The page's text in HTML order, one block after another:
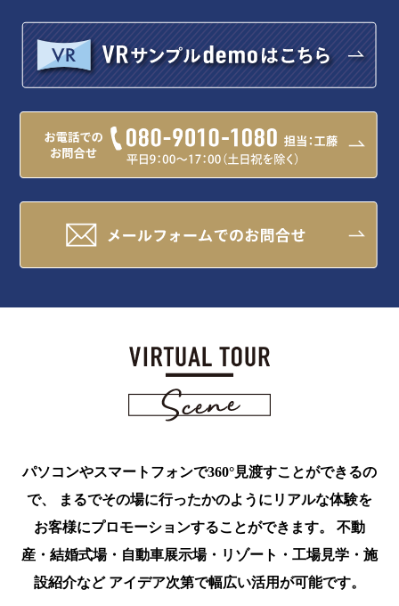
パソコンやスマートフォンで360°見渡すことができるの
で、
まるでその場に行ったかのようにリアルな体験を
お客様にプロモーションすることができます。
不動
産・結婚式場・自動車展示場・リゾート・工場見学・施
設紹介などアイデア次第で幅広い活用が可能です。